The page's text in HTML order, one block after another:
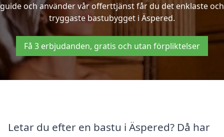
guide och använder vår offerttjänst får du det enklaste och
tryggaste bastubygget i Äspered.
Få 3 erbjudanden, gratis och utan förpliktelser
Letar du efter en bastu i Äspered? Då har